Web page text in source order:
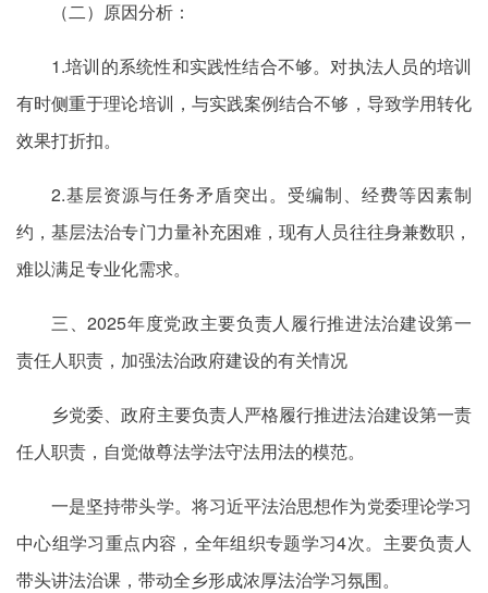
（二）原因分析：
1.培训的系统性和实践性结合不够。对执法人员的培训
有时侧重于理论培训，与实践案例结合不够，导致学用转化
效果打折扣。
2.基层资源与任务矛盾突出。受编制、经费等因素制
约，基层法治专门力量补充困难，现有人员往往身兼数职，
难以满足专业化需求。
三、2025年度党政主要负责人履行推进法治建设第一
责任人职责，加强法治政府建设的有关情况
乡党委、政府主要负责人严格履行推进法治建设第一责
任人职责，自觉做尊法学法守法用法的模范。
一是坚持带头学。将习近平法治思想作为党委理论学习
中心组学习重点内容，全年组织专题学习4次。主要负责人
带头讲法治课，带动全乡形成浓厚法治学习氛围。